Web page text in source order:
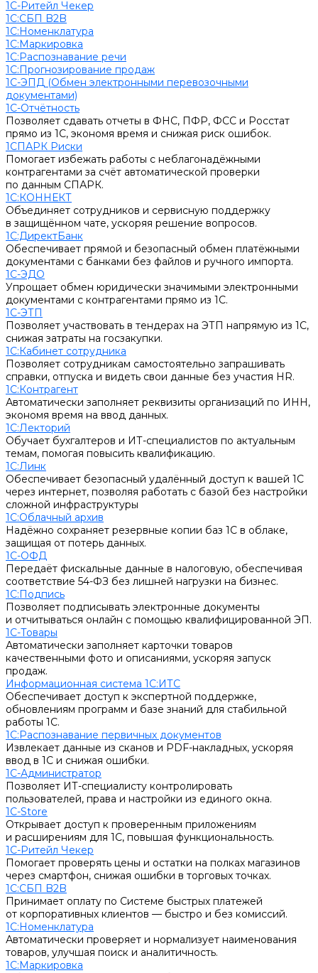
1С-Ритейл Чекер
1С:СБП B2B
1С:Номенклатура
1С:Маркировка
1С:Распознавание речи
1С:Прогнозирование продаж
1С-ЭПД (Обмен электронными перевозочными
документами)
1С-Отчётность
Позволяет сдавать отчеты в ФНС, ПФР, ФСС и Росстат
прямо из 1С, экономя время и снижая риск ошибок.
1СПАРК Риски
Помогает избежать работы с неблагонадёжными
контрагентами за счёт автоматической проверки
по данным СПАРК.
1С:КОННЕКТ
Объединяет сотрудников и сервисную поддержку
в защищённом чате, ускоряя решение вопросов.
1С:ДиректБанк
Обеспечивает прямой и безопасный обмен платёжными
документами с банками без файлов и ручного импорта.
1С-ЭДО
Упрощает обмен юридически значимыми электронными
документами с контрагентами прямо из 1С.
1С-ЭТП
Позволяет участвовать в тендерах на ЭТП напрямую из 1С,
снижая затраты на госзакупки.
1С:Кабинет сотрудника
Позволяет сотрудникам самостоятельно запрашивать
справки, отпуска и видеть свои данные без участия HR.
1С:Контрагент
Автоматически заполняет реквизиты организаций по ИНН,
экономя время на ввод данных.
1С:Лекторий
Обучает бухгалтеров и ИТ-специалистов по актуальным
темам, помогая повысить квалификацию.
1С:Линк
Обеспечивает безопасный удалённый доступ к вашей 1С
через интернет, позволяя работать с базой без настройки
сложной инфраструктуры
1С:Облачный архив
Надёжно сохраняет резервные копии баз 1С в облаке,
защищая от потерь данных.
1С-ОФД
Передаёт фискальные данные в налоговую, обеспечивая
соответствие 54-ФЗ без лишней нагрузки на бизнес.
1С:Подпись
Позволяет подписывать электронные документы
и отчитываться онлайн с помощью квалифицированной ЭП.
1С-Товары
Автоматически заполняет карточки товаров
качественными фото и описаниями, ускоряя запуск
продаж.
Информационная система 1С:ИТС
Обеспечивает доступ к экспертной поддержке,
обновлениям программ и базе знаний для стабильной
работы 1С.
1С:Распознавание первичных документов
Извлекает данные из сканов и PDF-накладных, ускоряя
ввод в 1С и снижая ошибки.
1С-Администратор
Позволяет ИТ-специалисту контролировать
пользователей, права и настройки из единого окна.
1С-Store
Открывает доступ к проверенным приложениям
и расширениям для 1С, повышая функциональность.
1С-Ритейл Чекер
Помогает проверять цены и остатки на полках магазинов
через смартфон, снижая ошибки в торговых точках.
1С:СБП B2B
Принимает оплату по Системе быстрых платежей
от корпоративных клиентов — быстро и без комиссий.
1С:Номенклатура
Автоматически проверяет и нормализует наименования
товаров, улучшая поиск и аналитичность.
1С:Маркировка